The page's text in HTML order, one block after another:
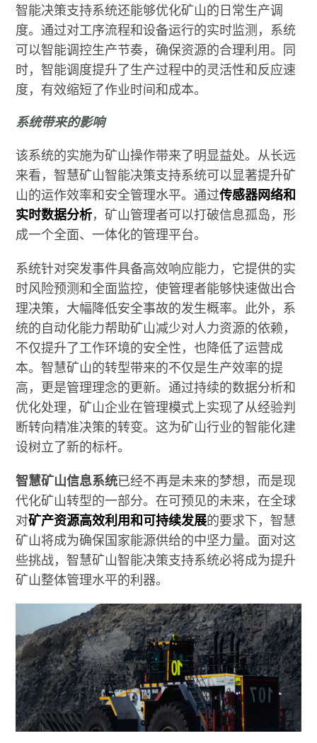
智能决策支持系统还能够优化矿山的日常生产调
度。通过对工序流程和设备运行的实时监测，系统
可以智能调控生产节奏，确保资源的合理利用。同
时，智能调度提升了生产过程中的灵活性和反应速
度，有效缩短了作业时间和成本。
系统带来的影响
该系统的实施为矿山操作带来了明显益处。从长远
来看，智慧矿山智能决策支持系统可以显著提升矿
山的运作效率和安全管理水平。通过传感器网络和
实时数据分析，矿山管理者可以打破信息孤岛，形
成一个全面、一体化的管理平台。
系统针对突发事件具备高效响应能力，它提供的实
时风险预测和全面监控，使管理者能够快速做出合
理决策，大幅降低安全事故的发生概率。此外，系
统的自动化能力帮助矿山减少对人力资源的依赖，
不仅提升了工作环境的安全性，也降低了运营成
本。智慧矿山的转型带来的不仅是生产效率的提
高，更是管理理念的更新。通过持续的数据分析和
优化处理，矿山企业在管理模式上实现了从经验判
断转向精准决策的转变。这为矿山行业的智能化建
设树立了新的标杆。
智慧矿山信息系统已经不再是未来的梦想，而是现
代化矿山转型的一部分。在可预见的未来，在全球
对矿产资源高效利用和可持续发展的要求下，智慧
矿山将成为确保国家能源供给的中坚力量。面对这
些挑战，智慧矿山智能决策支持系统必将成为提升
矿山整体管理水平的利器。